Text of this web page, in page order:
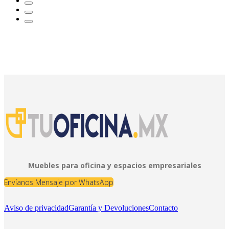
Muebles para oficina y espacios empresariales
Envíanos Mensaje por WhatsApp
Aviso de privacidadGarantía y DevolucionesContacto